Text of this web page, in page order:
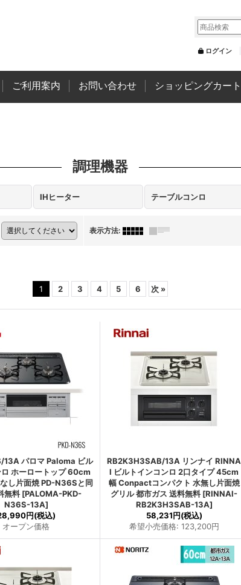
ログイン
ご利用案内 お問い合わせ ショッピングカート
調理機器
IHヒーター テーブルコンロ
表示方法:
1 2 3 4 5 6 次 »
パロマ Paloma ビル
ロ ホーロートップ 60cm
し片面焼 PD-N36Sと同
無料 [PALOMA-PKD-
N36S-13A]
円(税込)
オープン価格
RB2K3H3SAB/13A リンナイ RINNA
I ビルトインコンロ 2口タイプ 45cm
幅 Conpactコンパクト 水無し片面焼
グリル 都市ガス 送料無料 [RINNAI-
RB2K3H3SAB-13A]
58,231円(税込)
希望小売価格: 123,200円